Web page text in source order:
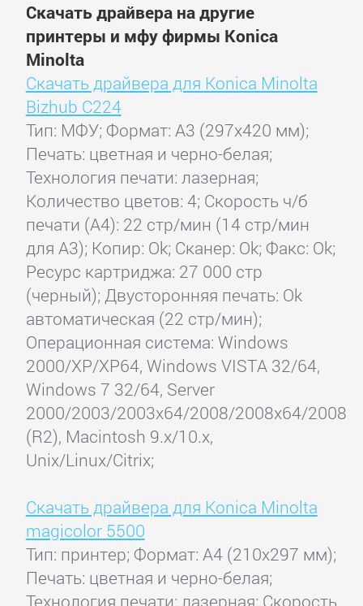
Скачать драйвера на другие
принтеры и мфу фирмы Konica
Minolta
Скачать драйвера для Konica Minolta
Bizhub С224
Тип: МФУ; Формат: A3 (297x420 мм);
Печать: цветная и черно-белая;
Технология печати: лазерная;
Количество цветов: 4; Скорость ч/б
печати (А4): 22 стр/мин (14 стр/мин
для А3); Копир: Ok; Сканер: Ok; Факс: Ok;
Ресурс картриджа: 27 000 стр
(черный); Двусторонняя печать: Ok
автоматическая (22 стр/мин);
Операционная система: Windows
2000/XP/XP64, Windows VISTA 32/64,
Windows 7 32/64, Server
2000/2003/2003x64/2008/2008x64/2008
(R2), Macintosh 9.x/10.x,
Unix/Linux/Citrix;
Скачать драйвера для Konica Minolta
magicolor 5500
Тип: принтер; Формат: A4 (210x297 мм);
Печать: цветная и черно-белая;
Технология печати: лазерная; Скорость